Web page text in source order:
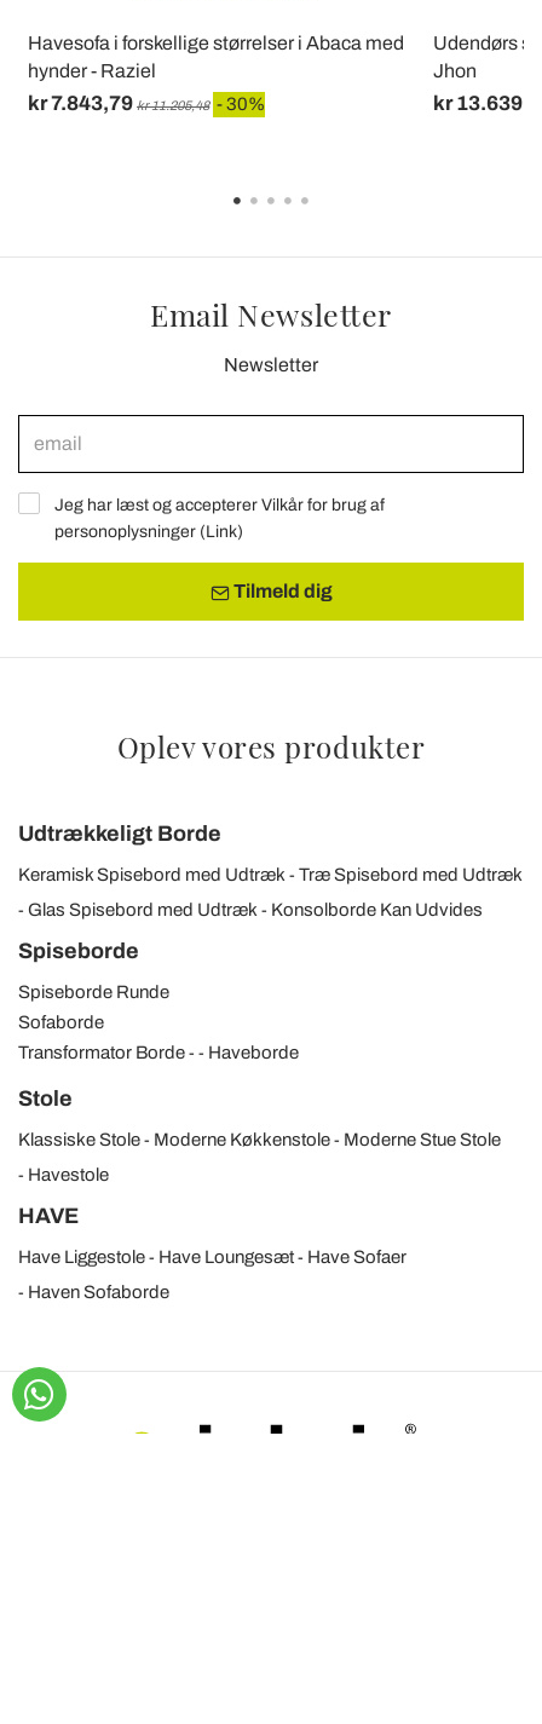
Havesofa i forskellige størrelser i Abaca med
hynder - Raziel
kr 7.843,79 kr 11.205,48 - 30%
Udendørs
Jhon
kr
Email Newsletter
Newsletter
Jeg har læst og accepterer Vilkår for brug af
personoplysninger (Link)
Tilmeld dig
Oplev vores produkter
Udtrækkeligt Borde
Keramisk Spisebord med Udtræk
Træ Spisebord med Udtræk
Glas Spisebord med Udtræk
Konsolborde Kan Udvides
Spiseborde
Spiseborde Runde
Sofaborde
Transformator Borde
Haveborde
Stole
Klassiske Stole Moderne Køkkenstole
Moderne Stue Stole
Havestole
HAVE
Have Liggestole Have Loungesæt
Have Sofaer
Haven Sofaborde